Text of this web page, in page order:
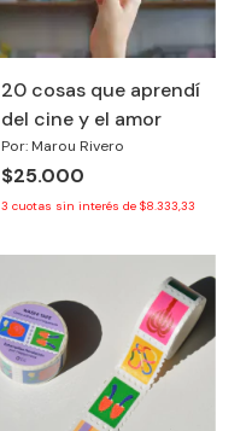
20 cosas que aprendí
del cine y el amor
Por: Marou Rivero
$25.000
3 cuotas sin interés de $8.333,33